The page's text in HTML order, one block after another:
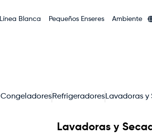
Línea Blanca Pequeños Enseres Ambiente
CongeladoresRefrigeradoresLavadoras y
Lavadoras y